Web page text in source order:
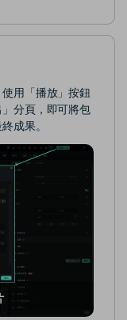
用「播放」按鈕
分頁，即可將包
成果。